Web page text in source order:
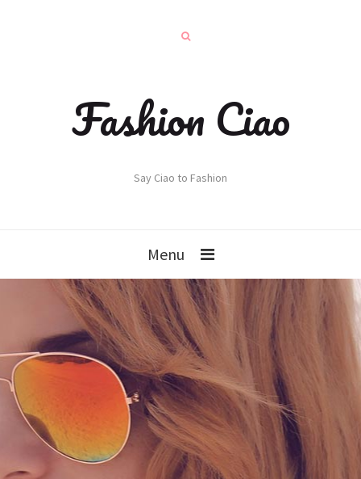
Fashion Ciao
Say Ciao to Fashion
Menu